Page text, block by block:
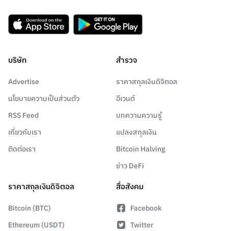
บริษัท
Advertise
นโยบายความเป็นส่วนตัว
RSS Feed
เกี่ยวกับเรา
ติดต่อเรา
สำรวจ
ราคาสกุลเงินดิจิตอล
อีเวนต์
บทความความรู้
แปลงสกุลเงิน
Bitcoin Halving
ข่าว DeFi
ราคาสกุลเงินดิจิตอล
Bitcoin (BTC)
Ethereum (USDT)
สื่อสังคม
Facebook
Twitter